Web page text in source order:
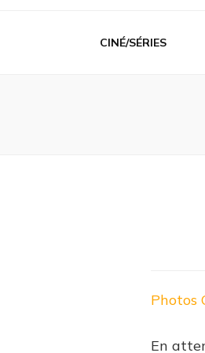
CINÉ/SÉRIES
Photos
En